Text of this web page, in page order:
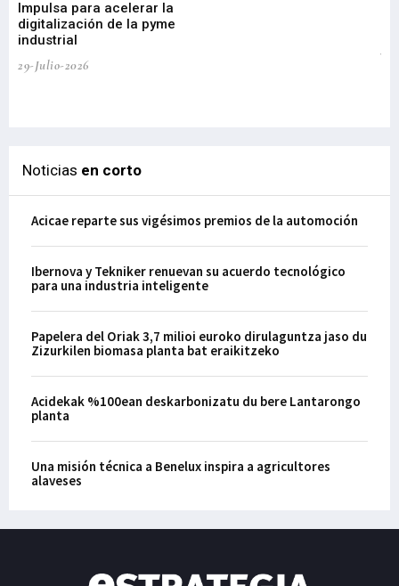
Impulsa para acelerar la
digitalización de la pyme
industrial
29-Julio-2026
Noticias en corto
Acicae reparte sus vigésimos premios de la automoción
Ibernova y Tekniker renuevan su acuerdo tecnológico
para una industria inteligente
Papelera del Oriak 3,7 milioi euroko dirulaguntza jaso du
Zizurkilen biomasa planta bat eraikitzeko
Acidekak %100ean deskarbonizatu du bere Lantarongo
planta
Una misión técnica a Benelux inspira a agricultores
alaveses